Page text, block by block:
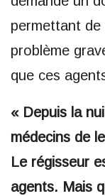
permettant de
problème
que ces
« Depuis la
médecins de
Le régisseur
agents. Mais